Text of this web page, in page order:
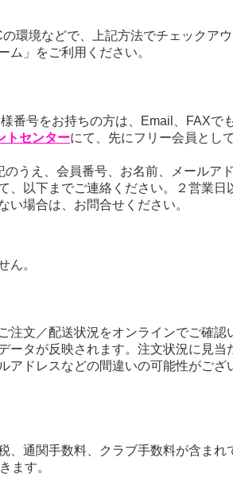
環境などで、上記方法でチェックアウ
ム」をご利用ください。
番号をお持ちの方は、Email、FAXで
トセンターにて、先にフリー会員とし
のうえ、会員番号、お名前、メールア
、以下までご連絡ください。２営業日
い場合は、お問合せください。
ん。
注文／配送状況をオンラインでご確認
ータが反映されます。注文状況に見当
アドレスなどの間違いの可能性がござ
通関手数料、クラブ手数料が含まれ
ます。